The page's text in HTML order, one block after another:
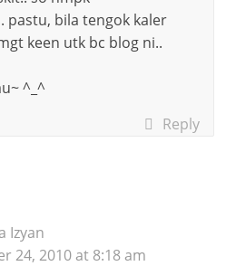
pastu, bila tengok kaler
keen utk bc blog ni..
^_^
Reply
Izyan
24, 2010 at 8:18 am